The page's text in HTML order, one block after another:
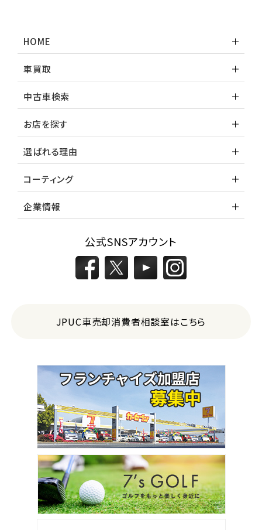
HOME
車買取
中古車検索
お店を探す
選ばれる理由
コーティング
企業情報
公式SNSアカウント
JPUC車売却消費者相談室はこちら